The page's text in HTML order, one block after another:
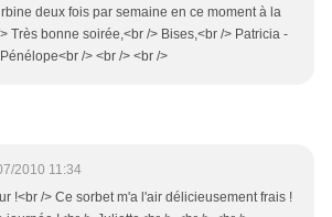
deux fois par semaine en ce moment à la
Très bonne soirée,<br /> Bises,<br /> Patricia -
/> <br /> <br />
2010 11:34
!<br /> Ce sorbet m'a l'air délicieusement frais !